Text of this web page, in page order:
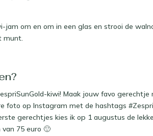
jam om en om in een glas en strooi de
munt.
kiwi! Maak jouw favo
foto op Instagram met de hashtags
gerechtjes kies ik op 1 augustus de
75 euro 🙂